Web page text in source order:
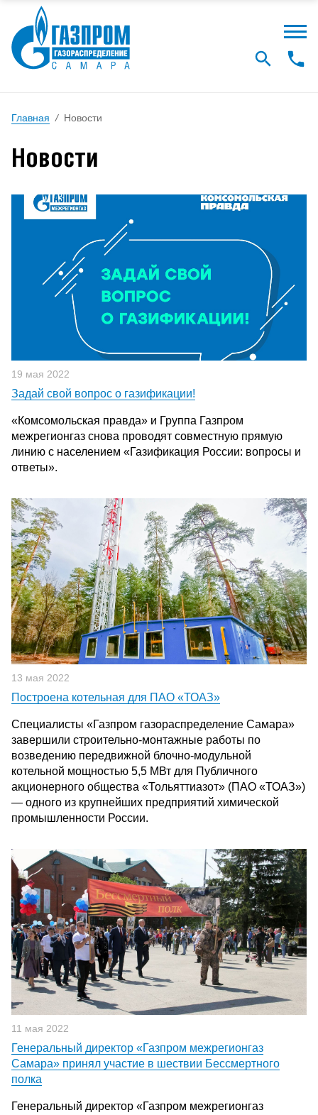
Главная / Новости
Новости
19 мая 2022
Задай свой вопрос о газификации!
«Комсомольская правда» и Группа Газпром
межрегионгаз снова проводят совместную прямую
линию с населением «Газификация России: вопросы и
ответы».
13 мая 2022
Построена котельная для ПАО «ТОАЗ»
Специалисты «Газпром газораспределение Самара»
завершили строительно-монтажные работы по
возведению передвижной блочно-модульной
котельной мощностью 5,5 МВт для Публичного
акционерного общества «Тольяттиазот» (ПАО «ТОАЗ»)
— одного из крупнейших предприятий химической
промышленности России.
11 мая 2022
Генеральный директор «Газпром межрегионгаз
Самара» принял участие в шествии Бессмертного
полка
Генеральный директор «Газпром межрегионгаз